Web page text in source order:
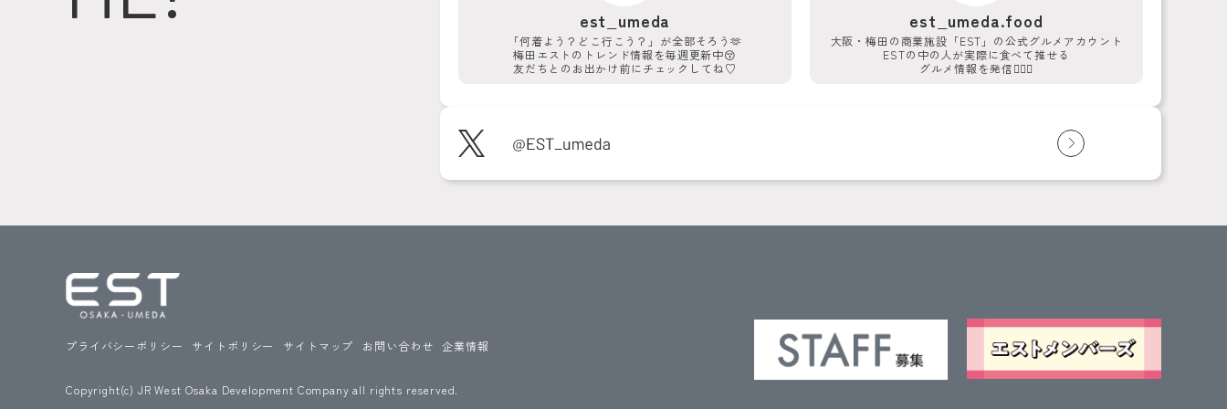
est_umeda
「何着よう？どこ行こう？」が全部そろう🫶
梅田エストのトレンド情報を毎週更新中😚
友だちとのお出かけ前にチェックしてね♡
est_umeda.food
大阪・梅田の商業施設「EST」の公式グルメアカウント
ESTの中の人が実際に食べて推せる
グルメ情報を発信💁‍♀️✨
プライバシーポリシー サイトポリシー サイトマップ お問い合わせ 企業情報
Copyright(c) JR West Osaka Development Company all rights reserved.